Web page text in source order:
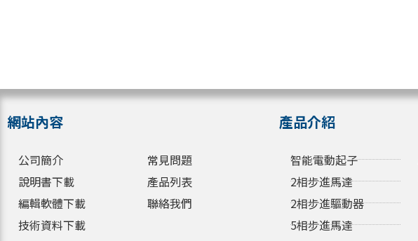
網站內容
公司簡介
說明書下載
編輯軟體下載
技術資料下載
常見問題
產品列表
聯絡我們
產品介紹
智能電動起子
2相步進馬達
2相步進驅動器
5相步進馬達